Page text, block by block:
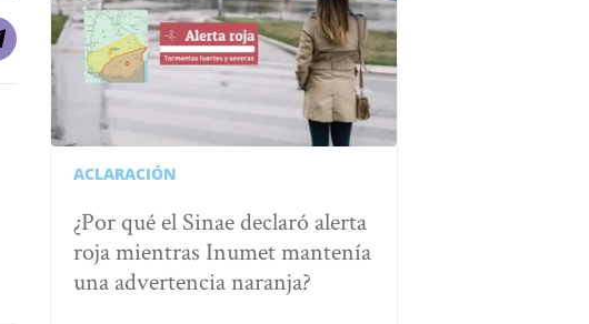
ACLARACIÓN
¿Por qué el Sinae declaró alerta
roja mientras Inumet mantenía
una advertencia naranja?